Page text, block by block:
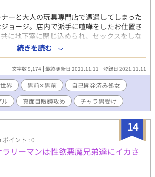
ーと大人の玩具専門店で遭遇してしまった
ョージ。店内で派手に喧嘩をしたお仕置き
に地下室に閉じ込められ、セックスをしな
という事態になってしまった。 噛み癖がヤ
開発済み処女)が躾するお話。 噛み癖真面目
チャラ男。 喧嘩っぷるです。 ※かむかむ様
ロジー」に寄稿させていただいたものの再
ンライトノベルズさんでも公開しておりま
続きを読む
文字数 9,174 最終更新日 2021.11.11 登録日 2021.11.11
界 男前✕男前
自己開発済み処女
ル 真面目眼鏡攻め チャラ男受け
14
ポイント : 0
リーマンは性欲悪魔兄弟達にイカさ